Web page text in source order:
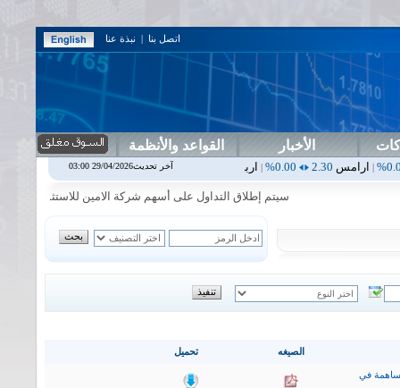
اتصل بنا | نبذة عنا
الأخبار القواعد والأنظمة
2.30
|اربيل 0.00
0.00%
|اسفنج1.87
سيتم إطلاق التداول على أسهم شركة الامين للاستثمار المالي في
تحميل الصيغه
في